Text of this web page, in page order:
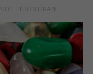
DE LITHOTHÉRAPIE